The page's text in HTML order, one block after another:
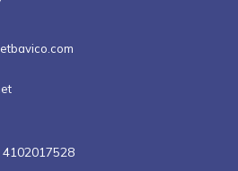
4102017528